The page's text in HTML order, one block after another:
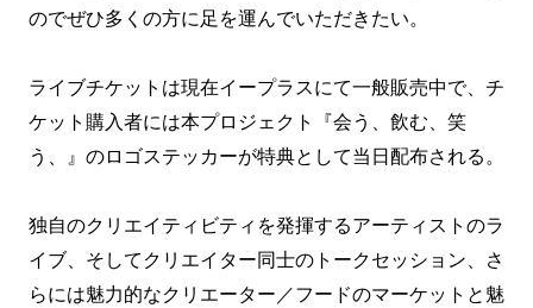
のでぜひ多くの方に足を運んでいただきたい。
ライブチケットは現在イープラスにて一般販売中で、チ
ケット購入者には本プロジェクト『会う、飲む、笑
う、』のロゴステッカーが特典として当日配布される。
独自のクリエイティビティを発揮するアーティストのラ
イブ、そしてクリエイター同士のトークセッション、さ
らには魅力的なクリエーター／フードのマーケットと魅